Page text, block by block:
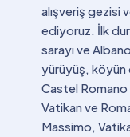
alışveriş gezisi
ediyoruz. İlk
sarayı ve
yürüyüş, köyün
Castel Romano
Vatikan ve
Massimo,